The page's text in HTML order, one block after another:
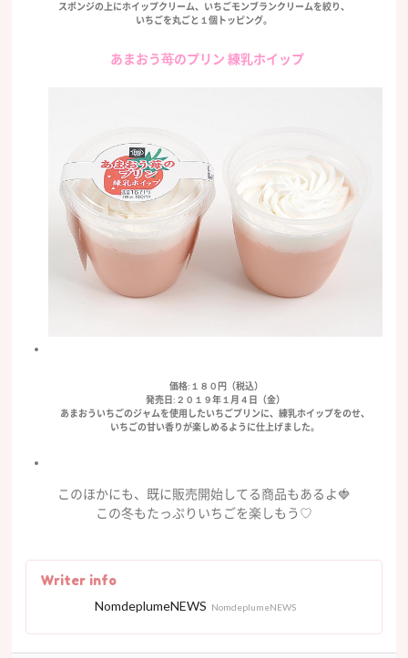
スポンジの上にホイップクリーム、いちごモンブランクリームを絞り、
いちごを丸ごと１個トッピング。
あまおう苺のプリン 練乳ホイップ
価格:１８０円（税込）
発売日:２０１９年１月４日（金）
あまおういちごのジャムを使用したいちごプリンに、練乳ホイップをのせ、
いちごの甘い香りが楽しめるように仕上げました。
このほかにも、既に販売開始してる商品もあるよ🍓
この冬もたっぷりいちごを楽しもう♡
Writer info
NomdeplumeNEWS NomdeplumeNEWS